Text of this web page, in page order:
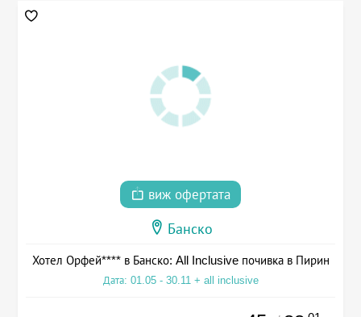
виж офертата
Банско
Хотел Орфей**** в Банско: All Inclusive почивка в Пирин
Дата: 01.05 - 30.11 + all inclusive